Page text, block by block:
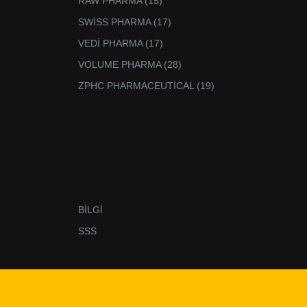
SWİSS PHARMA 1717
VEDİ PHARMA 1717
VOLUME PHARMA 2828
ZPHC PHARMACEUTİCAL 1919
BİLGİ
SSS